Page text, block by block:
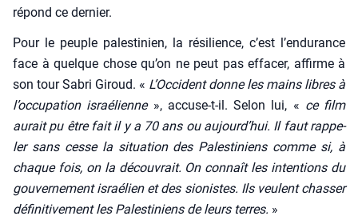
répond ce der­nier.
Pour le peuple pales­ti­nien, la rési­lience, c’est l’endurance
face à quelque chose qu’on ne peut pas effa­cer, affirme à
son tour Sabri Giroud. « L’Occident donne les mains libres à
l’occupation israé­lienne», accuse-t-il. Selon lui, « ce film
aurait pu être fait il y a 70 ans ou aujourd’hui. Il faut rap­pe­
ler sans cesse la situa­tion des Pales­ti­niens comme si, à
chaque fois, on la décou­vrait. On connaît les inten­tions du
gou­ver­ne­ment israé­lien et des sio­nistes. Ils veulent chas­ser
défi­ni­ti­ve­ment les Pales­ti­niens de leurs terres. »